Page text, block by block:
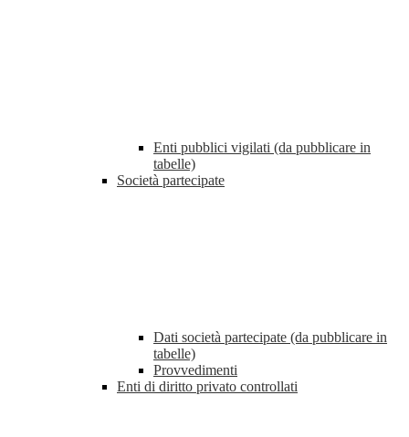
Enti pubblici vigilati (da pubblicare in
tabelle)
Società partecipate
Dati società partecipate (da pubblicare in
tabelle)
Provvedimenti
Enti di diritto privato controllati